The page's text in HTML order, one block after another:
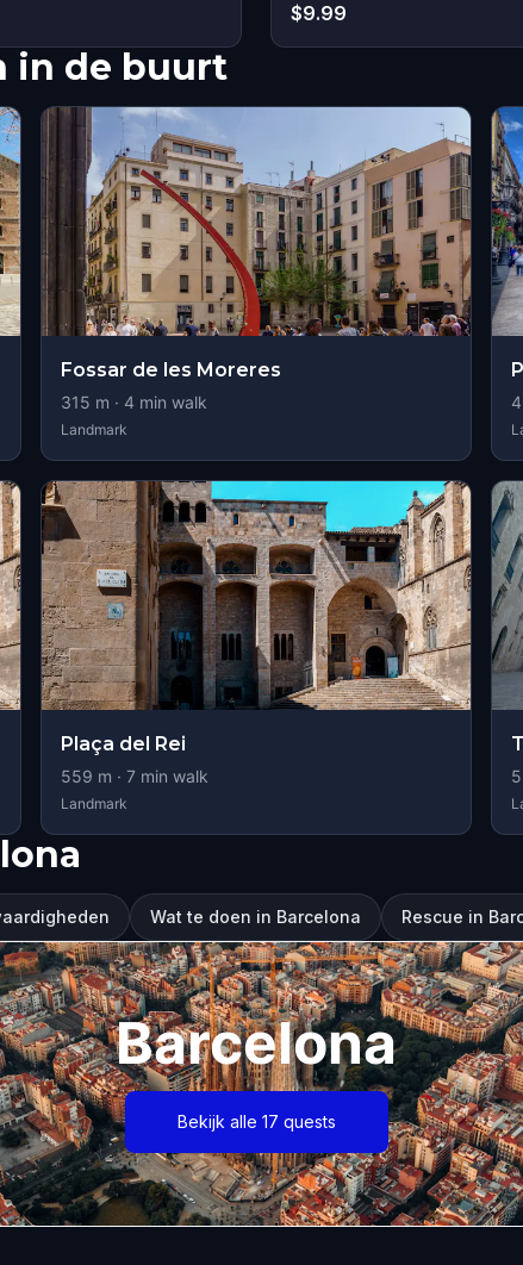
$9.99
in de buurt
Fossar de les Moreres
315 m · 4 min walk
Landmark
Plaça del Rei
559 m · 7min walk
Landmark
Wat te doen in Barcelona Rescue in
Barcelona
Bekijk alle 17 quests